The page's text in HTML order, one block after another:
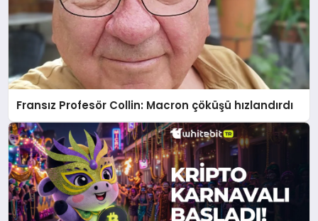
Fransız Profesör Collin: Macron çöküşü hızlandırdı